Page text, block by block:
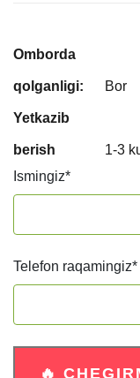
Omborda
qolganligi: Bor
Yetkazib
berish
1-3
Ismingiz*
Telefon raqamingiz*